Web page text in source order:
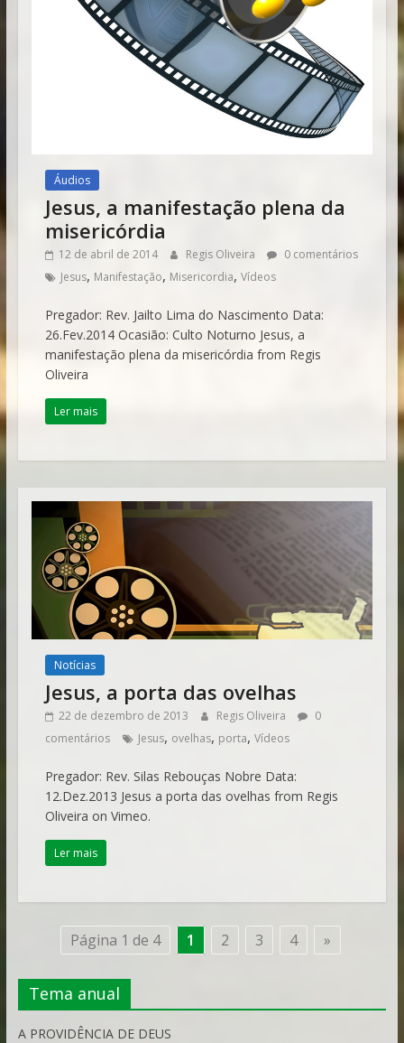
Áudios
Jesus, a manifestação plena da
misericórdia
12 de abril de 2014 Regis Oliveira
0 comentários
Jesus, Manifestação, Misericordia, Vídeos
Pregador: Rev. Jailto Lima do Nascimento Data:
26.Fev.2014 Ocasião: Culto Noturno Jesus, a
manifestação plena da misericórdia from Regis
Oliveira
Ler mais
Notícias
Jesus, a porta das ovelhas
22 de dezembro de 2013 Regis Oliveira
0
comentários
Jesus, ovelhas, porta, Vídeos
Pregador: Rev. Silas Rebouças Nobre Data:
12.Dez.2013 Jesus a porta das ovelhas from Regis
Oliveira on Vimeo.
Ler mais
Página 1 de 4 1 2 3 4 »
Tema anual
A PROVIDÊNCIA DE DEUS